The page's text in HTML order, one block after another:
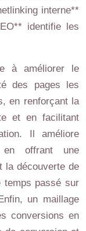
interne**
identifie les
à améliorer le
des pages les
en renforçant la
et en facilitant
Il améliore
en offrant une
la découverte de
temps passé sur
un maillage
conversions en